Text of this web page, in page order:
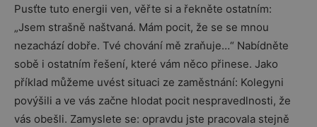
Pusťte tuto energii ven, věřte si a řekněte ostatním:
„Jsem strašně naštvaná. Mám pocit, že se se mnou
nezachází dobře. Tvé chování mě zraňuje…“ Nabídněte
sobě i ostatním řešení, které vám něco přinese. Jako
příklad můžeme uvést situaci ze zaměstnání: Kolegyni
povýšili a ve vás začne hlodat pocit nespravedlnosti, že
vás obešli. Zamyslete se: opravdu jste pracovala stejně